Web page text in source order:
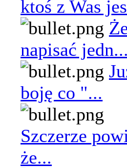
ktoś z Was
napisać jedn...
boję co "...
Szczerze
że...